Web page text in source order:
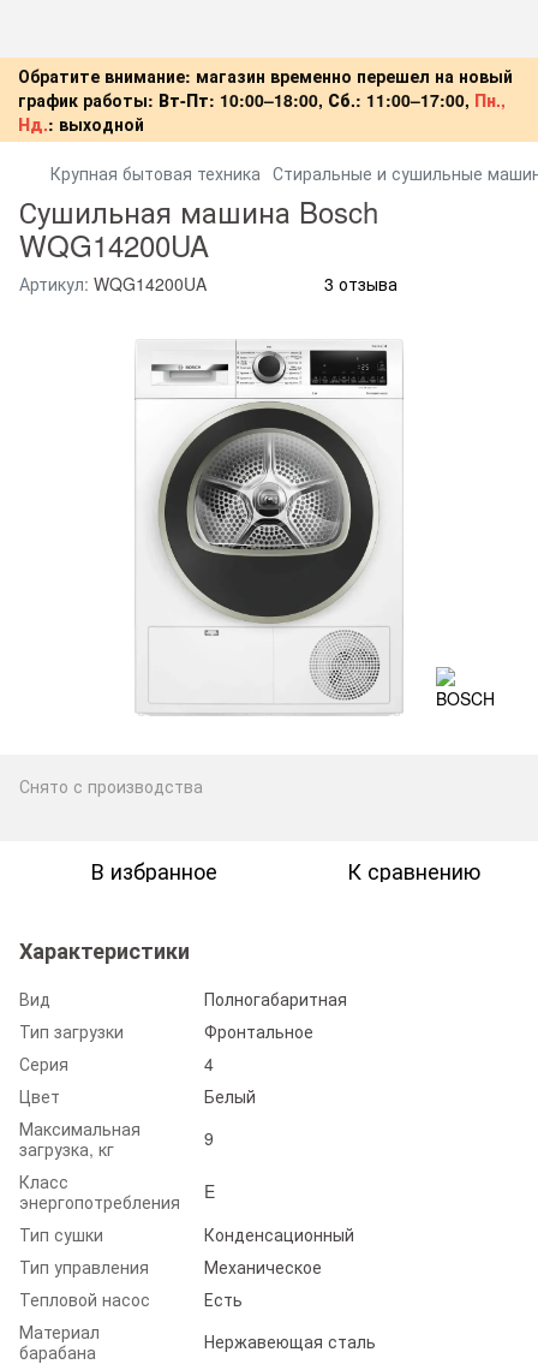
Обратите внимание: магазин временно перешел на новый
график работы: Вт-Пт: 10:00–18:00, Сб.: 11:00–17:00, Пн.,
Нд.: выходной
Крупная бытовая техника Стиральные и сушильные
Сушильная машина Bosch
WQG14200UA
Артикул: WQG14200UA 3 отзыва
Снято с производства
В избранное К сравнению
Характеристики
Вид
Полногабаритная
Тип загрузки
Фронтальное
Серия
4
Цвет
Белый
Максимальная
загрузка, кг
9
Класс
энергопотребления
E
Тип сушки
Конденсационный
Тип управления
Механическое
Тепловой насос
Есть
Материал
барабана
Нержавеющая сталь